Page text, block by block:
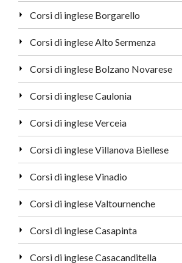
Corsi di inglese Borgarello
Corsi di inglese Alto Sermenza
Corsi di inglese Bolzano Novarese
Corsi di inglese Caulonia
Corsi di inglese Verceia
Corsi di inglese Villanova Biellese
Corsi di inglese Vinadio
Corsi di inglese Valtournenche
Corsi di inglese Casapinta
Corsi di inglese Casacanditella